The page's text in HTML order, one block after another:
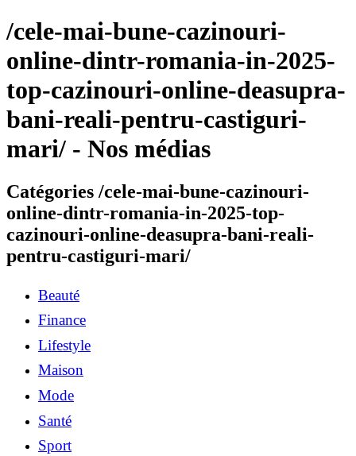
/cele-mai-bune-cazinouri-
online-dintr-romania-in-2025-
top-cazinouri-online-deasupra-
bani-reali-pentru-castiguri-
mari/ - Nos médias
Catégories /cele-mai-bune-cazinouri-
online-dintr-romania-in-2025-top-
cazinouri-online-deasupra-bani-reali-
pentru-castiguri-mari/
Beauté
Finance
Lifestyle
Maison
Mode
Santé
Sport